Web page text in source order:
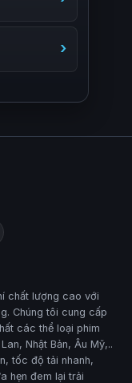
chất lượng cao với
Chúng tôi cung cấp
các thể loại phim
Nhật Bản, Âu Mỹ,..
tốc độ tải nhanh,
hẹn đem lại trải